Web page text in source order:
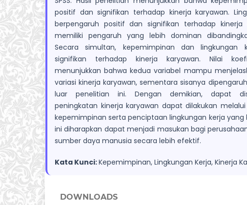
positif dan signifikan terhadap kinerja karyawan.
berpengaruh positif dan signifikan terhadap kinerja
memiliki pengaruh yang lebih dominan
Secara simultan, kepemimpinan dan lingkungan
signifikan terhadap kinerja karyawan. Nilai
menunjukkan bahwa kedua variabel mampu
variasi kinerja karyawan, sementara sisanya
luar penelitian ini. Dengan demikian, dapat
peningkatan kinerja karyawan dapat dilakukan
kepemimpinan serta penciptaan lingkungan kerja yang
ini diharapkan dapat menjadi masukan bagi
sumber daya manusia secara lebih efektif.
Kata Kunci:Kepemimpinan, Lingkungan Kerja, Kinerja
DOWNLOADS